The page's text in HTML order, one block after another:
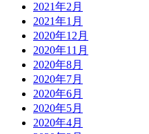
2021年2月
2021年1月
2020年12月
2020年11月
2020年8月
2020年7月
2020年6月
2020年5月
2020年4月